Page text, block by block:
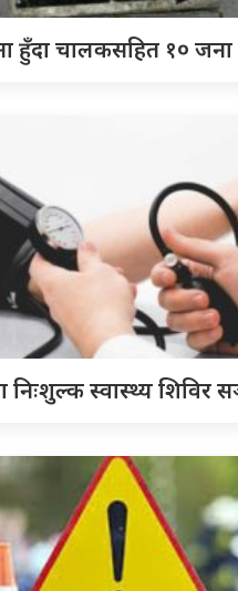
हुँदा चालकसहित १०
निःशुल्क स्वास्थ्य शिविर